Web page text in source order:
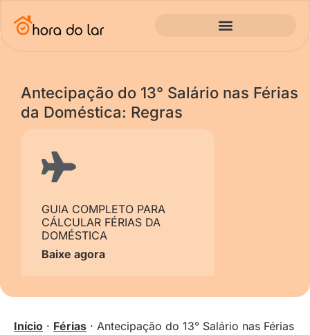
Antecipação do 13° Salário nas Férias
da Doméstica: Regras
GUIA COMPLETO PARA
CÁLCULAR FÉRIAS DA
DOMÉSTICA
Baixe agora
Início · Férias · Antecipação do 13° Salário nas Férias